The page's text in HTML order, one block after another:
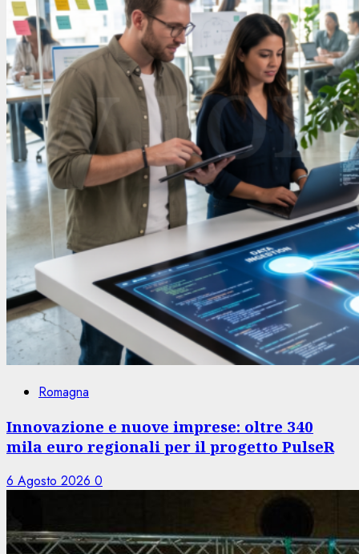
Romagna
Innovazione e nuove imprese: oltre 340
mila euro regionali per il progetto PulseR
6 Agosto 2026 0